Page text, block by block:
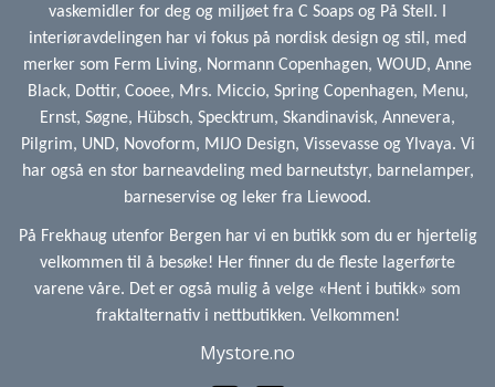
vaskemidler for deg og miljøet fra C Soaps og På Stell. I
interiøravdelingen har vi fokus på nordisk design og stil, med
merker som Ferm Living, Normann Copenhagen, WOUD, Anne
Black, Dottir, Cooee, Mrs. Miccio, Spring Copenhagen, Menu,
Ernst, Søgne, Hübsch, Specktrum, Skandinavisk, Annevera,
Pilgrim, UND, Novoform, MIJO Design, Vissevasse og Ylvaya. Vi
har også en stor barneavdeling med barneutstyr, barnelamper,
barneservise og leker fra Liewood.
På Frekhaug utenfor Bergen har vi en butikk som du er hjertelig
velkommen til å besøke! Her finner du de fleste lagerførte
varene våre. Det er også mulig å velge «Hent i butikk» som
fraktalternativ i nettbutikken. Velkommen!
Mystore.no